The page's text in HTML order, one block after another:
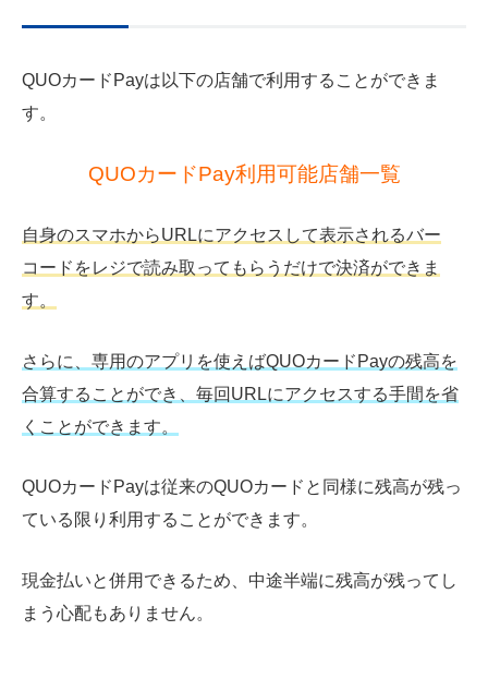
QUOカードPayは以下の店舗で利用することができま
す。
QUOカードPay利用可能店舗一覧
自身のスマホからURLにアクセスして表示されるバー
コードをレジで読み取ってもらうだけで決済ができま
す。
さらに、専用のアプリを使えばQUOカードPayの残高を
合算することができ、毎回URLにアクセスする手間を省
くことができます。
QUOカードPayは従来のQUOカードと同様に残高が残っ
ている限り利用することができます。
現金払いと併用できるため、中途半端に残高が残ってし
まう心配もありません。